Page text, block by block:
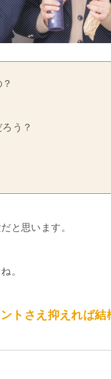
う？
と思います。
。
トさえ抑えれば結